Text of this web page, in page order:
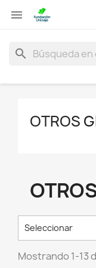

search
OTROS
Seleccionar
Mostrando 1-13